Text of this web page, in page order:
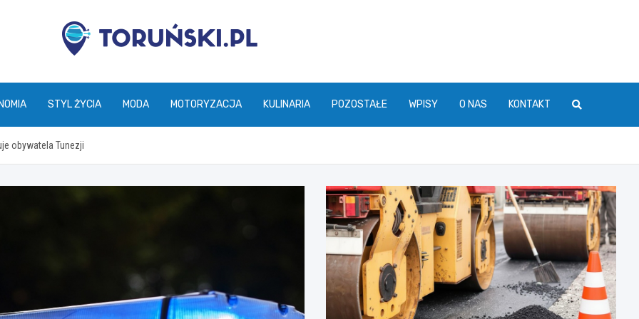
torunski.pl
STYL ŻYCIA MODA MOTORYZACJA KULINARIA POZOSTAŁE WPISY O NAS KONTAKT
obywatela Tunezji